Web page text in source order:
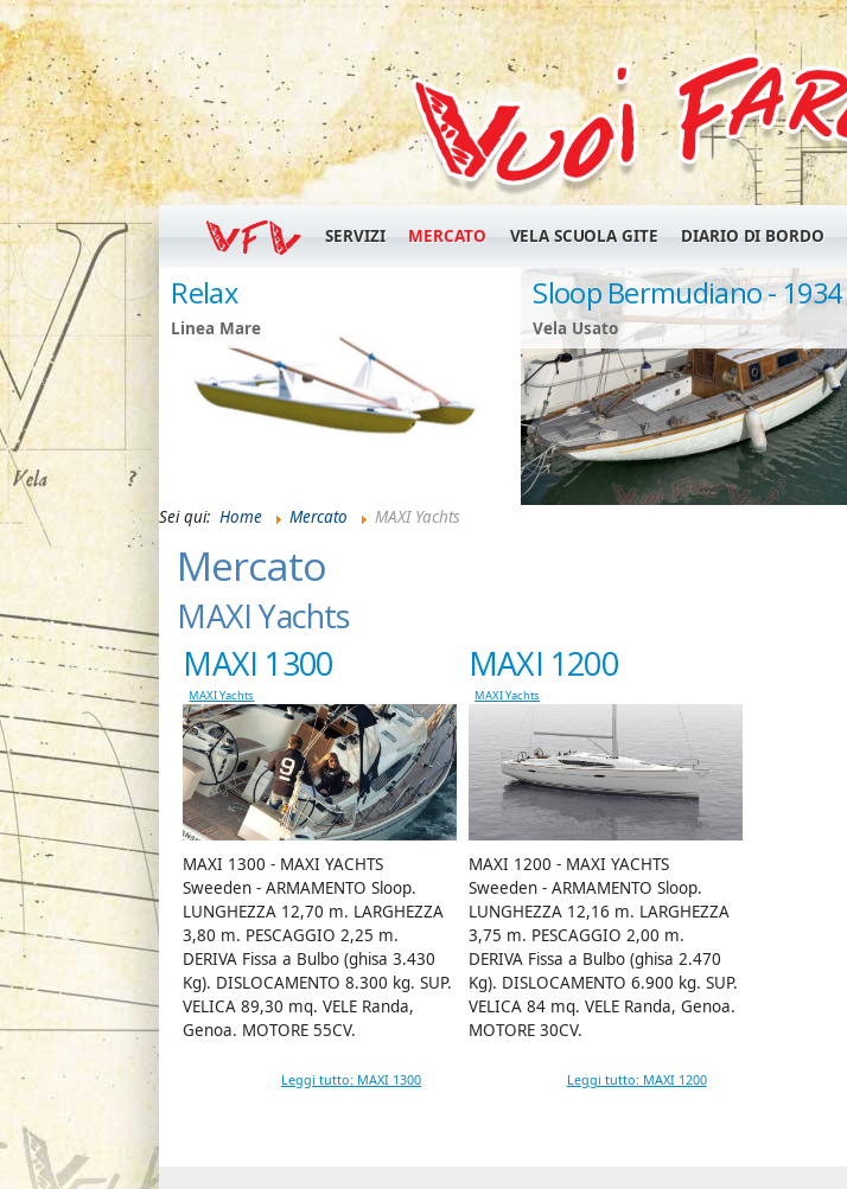
SERVIZI MERCATO VELA SCUOLA GITE DIARIO DI BORDO
Open Relax
Linea Mare
Sloop Bermudiano - 1934
Vela Usato
Sei qui:Home Mercato MAXI Yachts
Mercato
MAXI Yachts
MAXI 1300
MAXI Yachts
MAXI 1300 - MAXI YACHTS
Sweeden - ARMAMENTO Sloop.
LUNGHEZZA 12,70 m. LARGHEZZA
3,80 m. PESCAGGIO 2,25 m.
DERIVA Fissa a Bulbo (ghisa 3.430
Kg). DISLOCAMENTO 8.300 kg. SUP.
VELICA 89,30 mq. VELE Randa,
Genoa. MOTORE 55CV.
Leggi tutto: MAXI 1300
MAXI 1200
MAXI Yachts
MAXI 1200 - MAXI YACHTS
Sweeden - ARMAMENTO Sloop.
LUNGHEZZA 12,16 m. LARGHEZZA
3,75 m. PESCAGGIO 2,00 m.
DERIVA Fissa a Bulbo (ghisa 2.470
Kg). DISLOCAMENTO 6.900 kg. SUP.
VELICA 84 mq. VELE Randa, Genoa.
MOTORE 30CV.
Leggi tutto: MAXI 1200